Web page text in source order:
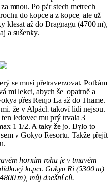
mnou. Po pár stech metrech
do kopce a z kopce, ale už
klesat až do Dragnagu (4700 m),
a sušenky.
se musí přetraverzovat. Potkám
mi lekci, abych šel opatrně a
přes Renjo La až do Thame.
že v Alpách takoví lidi nejsou.
ledovec mu prý trvala 3
1 1/2. A taky že jo. Bylo to
v Gokyo Resortu. Takže přejít
horním rohu je v tmavém
kopec Gokyo Ri (5300 m)
m), můj dnešní cíl.